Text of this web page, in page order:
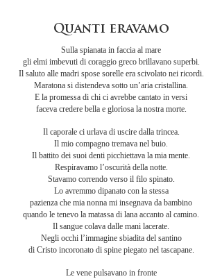
Quanti eravamo
Sulla spianata in faccia al mare
gli elmi imbevuti di coraggio greco brillavano superbi.
Il saluto alle madri spose sorelle era scivolato nei ricordi.
Maratona si distendeva sotto un’aria cristallina.
E la promessa di chi ci avrebbe cantato in versi
faceva credere bella e gloriosa la nostra morte.
Il caporale ci urlava di uscire dalla trincea.
Il mio compagno tremava nel buio.
Il battito dei suoi denti picchiettava la mia mente.
Respiravamo l’oscurità della notte.
Stavamo correndo verso il filo spinato.
Lo avremmo dipanato con la stessa
pazienza che mia nonna mi insegnava da bambino
quando le tenevo la matassa di lana accanto al camino.
Il sangue colava dalle mani lacerate.
Negli occhi l’immagine sbiadita del santino
di Cristo incoronato di spine piegato nel tascapane.
Le vene pulsavano in fronte